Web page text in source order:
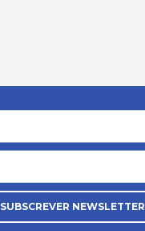
SUBSCREVER NEWSLETTER